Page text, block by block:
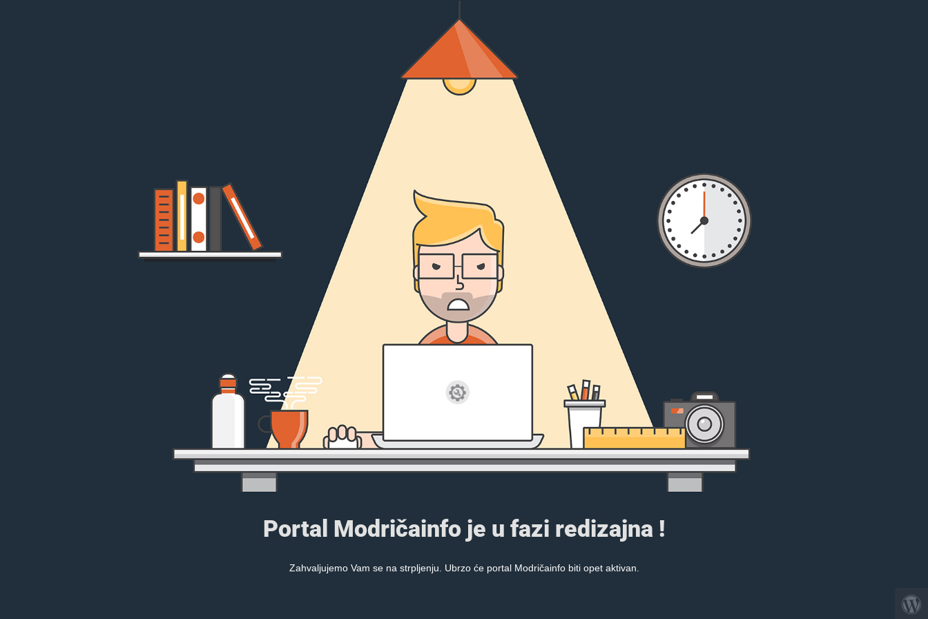
Portal Modričainfo je u fazi redizajna !
Zahvaljujemo Vam se na strpljenju. Ubrzo će portal Modričainfo biti opet aktivan.